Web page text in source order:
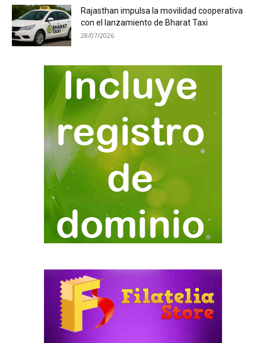
Rajasthan impulsa la movilidad cooperativa
con el lanzamiento de Bharat Taxi
28/07/2026